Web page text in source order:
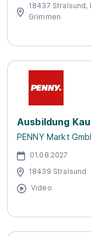
18437 Stralsund,
Grimmen
Ausbildung
PENNY Markt
01.08.2027
18439 Stralsund
Video